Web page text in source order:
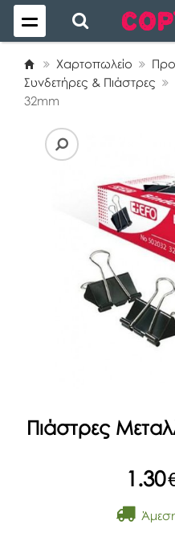
Χαρτοπωλείο
Συνδετήρες & Πιάστρες
32mm
Πιάστρες
1.30